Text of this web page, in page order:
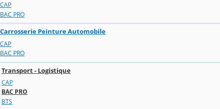
CAP
BAC PRO
Carrosserie Peinture Automobile
CAP
BAC PRO
Transport - Logistique
CAP
BAC PRO
BTS